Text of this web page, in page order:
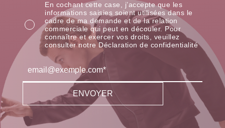
En cochant cette case, j’accepte que les
informations saisies soient utilisées dans le
cadre de ma demande et de la relation
commerciale qui peut en découler. Pour
connaître et exercer vos droits, veuillez
consulter notre Déclaration de confidentialité